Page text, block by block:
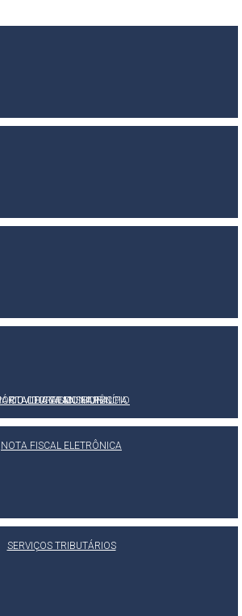
DA TRANSPARÊNCIA
E-SIC
OUVIDORIA MUNICIPAL
OFICIAL DO MUNICÍPIO
NOTA FISCAL ELETRÔNICA
SERVIÇOS TRIBUTÁRIOS